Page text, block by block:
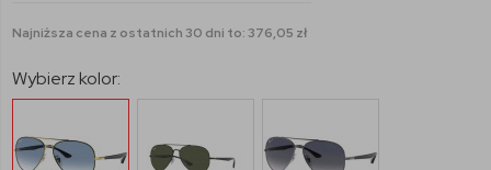
Najniższa cena z ostatnich 30 dni to: 376,05 zł
Wybierz kolor: